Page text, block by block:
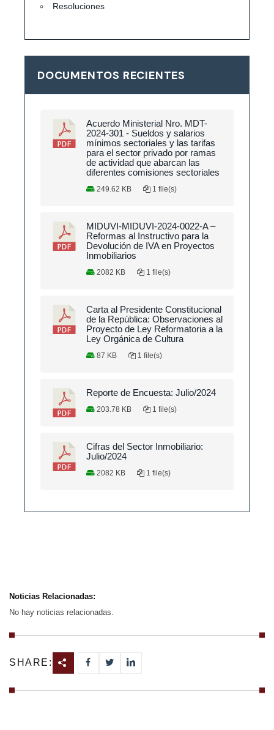
Resoluciones
DOCUMENTOS RECIENTES
Acuerdo Ministerial Nro. MDT-
2024-301 - Sueldos y salarios
mínimos sectoriales y las tarifas
para el sector privado por ramas
de actividad que abarcan las
diferentes comisiones sectoriales
249.62 KB 1 file(s)
MIDUVI-MIDUVI-2024-0022-A –
Reformas al Instructivo para la
Devolución de IVA en Proyectos
Inmobiliarios
2082 KB 1 file(s)
Carta al Presidente Constitucional
de la República: Observaciones al
Proyecto de Ley Reformatoria a la
Ley Orgánica de Cultura
87 KB 1 file(s)
Reporte de Encuesta: Julio/2024
203.78 KB 1 file(s)
Cifras del Sector Inmobiliario:
Julio/2024
2082 KB 1 file(s)
Noticias Relacionadas:
No hay noticias relacionadas.
SHARE: